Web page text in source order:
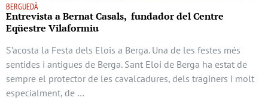
BERGUEDÀ
Entrevista a Bernat Casals, fundador del Centre
Eqüestre Vilaformiu
S’acosta la Festa dels Elois a Berga. Una de les festes més
sentides i antigues de Berga. Sant Eloi de Berga ha estat de
sempre el protector de les cavalcadures, dels traginers i molt
especialment, de …